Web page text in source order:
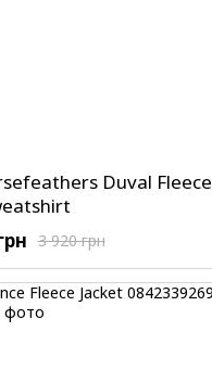
Duval Fleece
3 920 грн